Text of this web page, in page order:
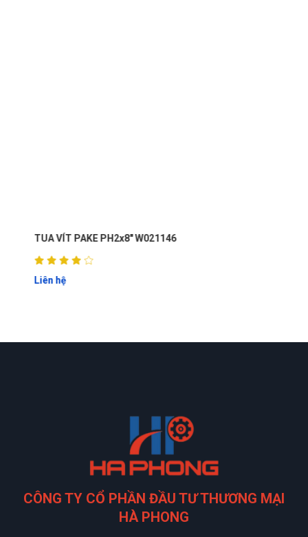
TUA VÍT PAKE PH2x8" W021146
Liên hệ
CÔNG TY CỔ PHẦN ĐẦU TƯ THƯƠNG MẠI
HÀ PHONG